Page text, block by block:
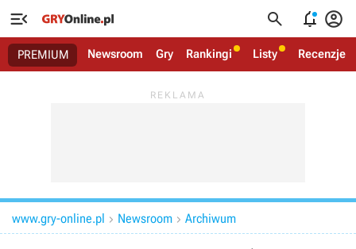
   
PREMIUM Newsroom Gry Rankingi Listy Recenzje
www.gry-online.pl  Newsroom  Archiwum